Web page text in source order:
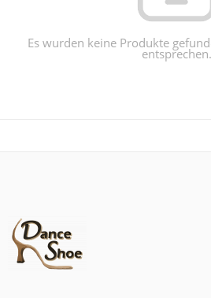
Es wurden keine Produkte
entsprechen.